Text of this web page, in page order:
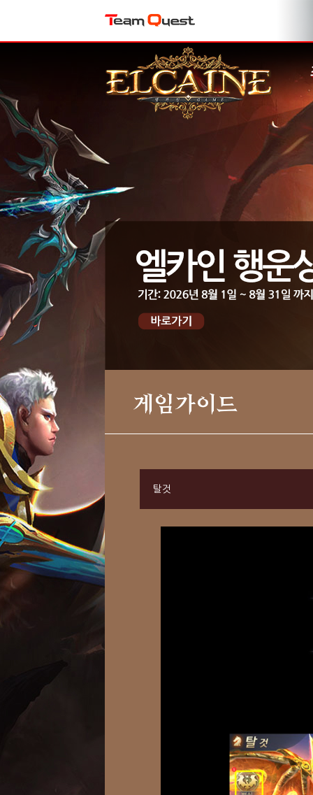
게임가이드
탈것